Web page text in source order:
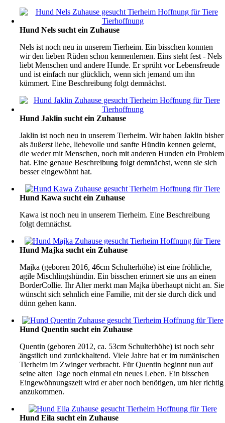
Hund Nels sucht ein Zuhause
Nels ist noch neu in unserem Tierheim. Ein bisschen konnten
wir den lieben Rüden schon kennenlernen. Eins steht fest - Nels
liebt Menschen und andere Hunde. Er sprüht vor Lebensfreude
und ist einfach nur glücklich, wenn sich jemand um ihn
kümmert. Eine Beschreibung folgt demnächst.
Hund Jaklin sucht ein Zuhause
Jaklin ist noch neu in unserem Tierheim. Wir haben Jaklin bisher
als äußerst liebe, liebevolle und sanfte Hündin kennen gelernt,
die weder mit Menschen, noch mit anderen Hunden ein Problem
hat. Eine genaue Beschreibung folgt demnächst, wenn sie sich
besser eingewöhnt hat.
Hund Kawa sucht ein Zuhause
Kawa ist noch neu in unserem Tierheim. Eine Beschreibung
folgt demnächst.
Hund Majka sucht ein Zuhause
Majka (geboren 2016, 46cm Schulterhöhe) ist eine fröhliche,
agile Mischlingshündin. Ein bisschen erinnert sie uns an einen
BorderCollie. Ihr Alter merkt man Majka überhaupt nicht an. Sie
wünscht sich sehnlich eine Familie, mit der sie durch dick und
dünn gehen kann.
Hund Quentin sucht ein Zuhause
Quentin (geboren 2012, ca. 53cm Schulterhöhe) ist noch sehr
ängstlich und zurückhaltend. Viele Jahre hat er im rumänischen
Tierheim im Zwinger verbracht. Für Quentin beginnt nun auf
seine alten Tage noch einmal ein neues Leben. Ein bisschen
Eingewöhnungszeit wird er aber noch benötigen, um hier richtig
anzukommen.
Hund Eila sucht ein Zuhause